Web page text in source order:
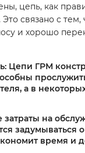
цепь, как
связано с
и хорошо
Цепи ГРМ
а в
на
задумываться
время и